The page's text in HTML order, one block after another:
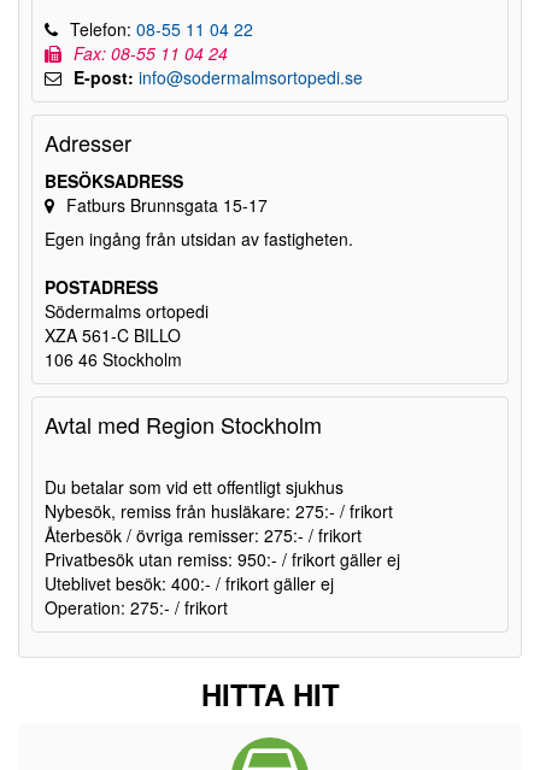
Telefon: 08-55 11 04 22
Fax: 08-55 11 04 24
E-post: info@sodermalmsortopedi.se
Adresser
BESÖKSADRESS
Fatburs Brunnsgata 15-17
Egen ingång från utsidan av fastigheten.
POSTADRESS
Södermalms ortopedi
XZA 561-C BILLO
106 46 Stockholm
Avtal med Region Stockholm
Du betalar som vid ett offentligt sjukhus
Nybesök, remiss från husläkare: 275:- / frikort
Återbesök / övriga remisser: 275:- / frikort
Privatbesök utan remiss: 950:- / frikort gäller ej
Uteblivet besök: 400:- / frikort gäller ej
Operation: 275:- / frikort
HITTA HIT